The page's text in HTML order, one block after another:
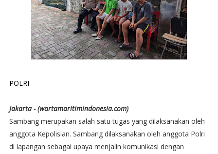
POLRI
Jakarta - (wartamaritimindonesia.com)
Sambang merupakan salah satu tugas yang dilaksanakan oleh
anggota Kepolisian. Sambang dilaksanakan oleh anggota Polri
di lapangan sebagai upaya menjalin komunikasi dengan